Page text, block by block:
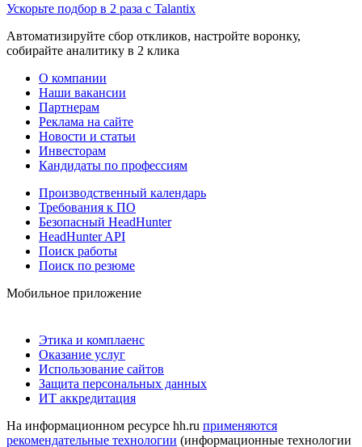
Ускорьте подбор в 2 раза с Talantix
Автоматизируйте сбор откликов, настройте воронку,
собирайте аналитику в 2 клика
О компании
Наши вакансии
Партнерам
Реклама на сайте
Новости и статьи
Инвесторам
Кандидаты по профессиям
Производственный календарь
Требования к ПО
Безопасный HeadHunter
HeadHunter API
Поиск работы
Поиск по резюме
Мобильное приложение
Этика и комплаенс
Оказание услуг
Использование сайтов
Защита персональных данных
ИТ аккредитация
На информационном ресурсе hh.ru применяются
рекомендательные технологии (информационные технологии